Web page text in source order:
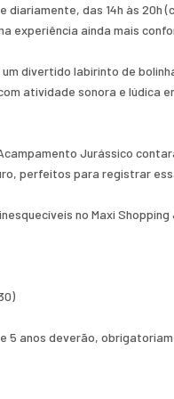
diariamente, das 14h às
experiência ainda mais
divertido labirinto de
atividade sonora e
Jurássico
perfeitos para registrar
no Maxi Shopping
5 anos deverão,